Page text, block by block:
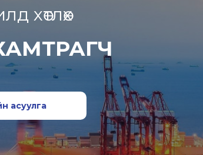
хөтлөх
асуулга